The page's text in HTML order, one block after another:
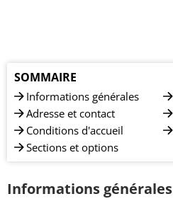
SOMMAIRE
Informations générales
Adresse et contact
Conditions d'accueil
Sections et options
Informations générales